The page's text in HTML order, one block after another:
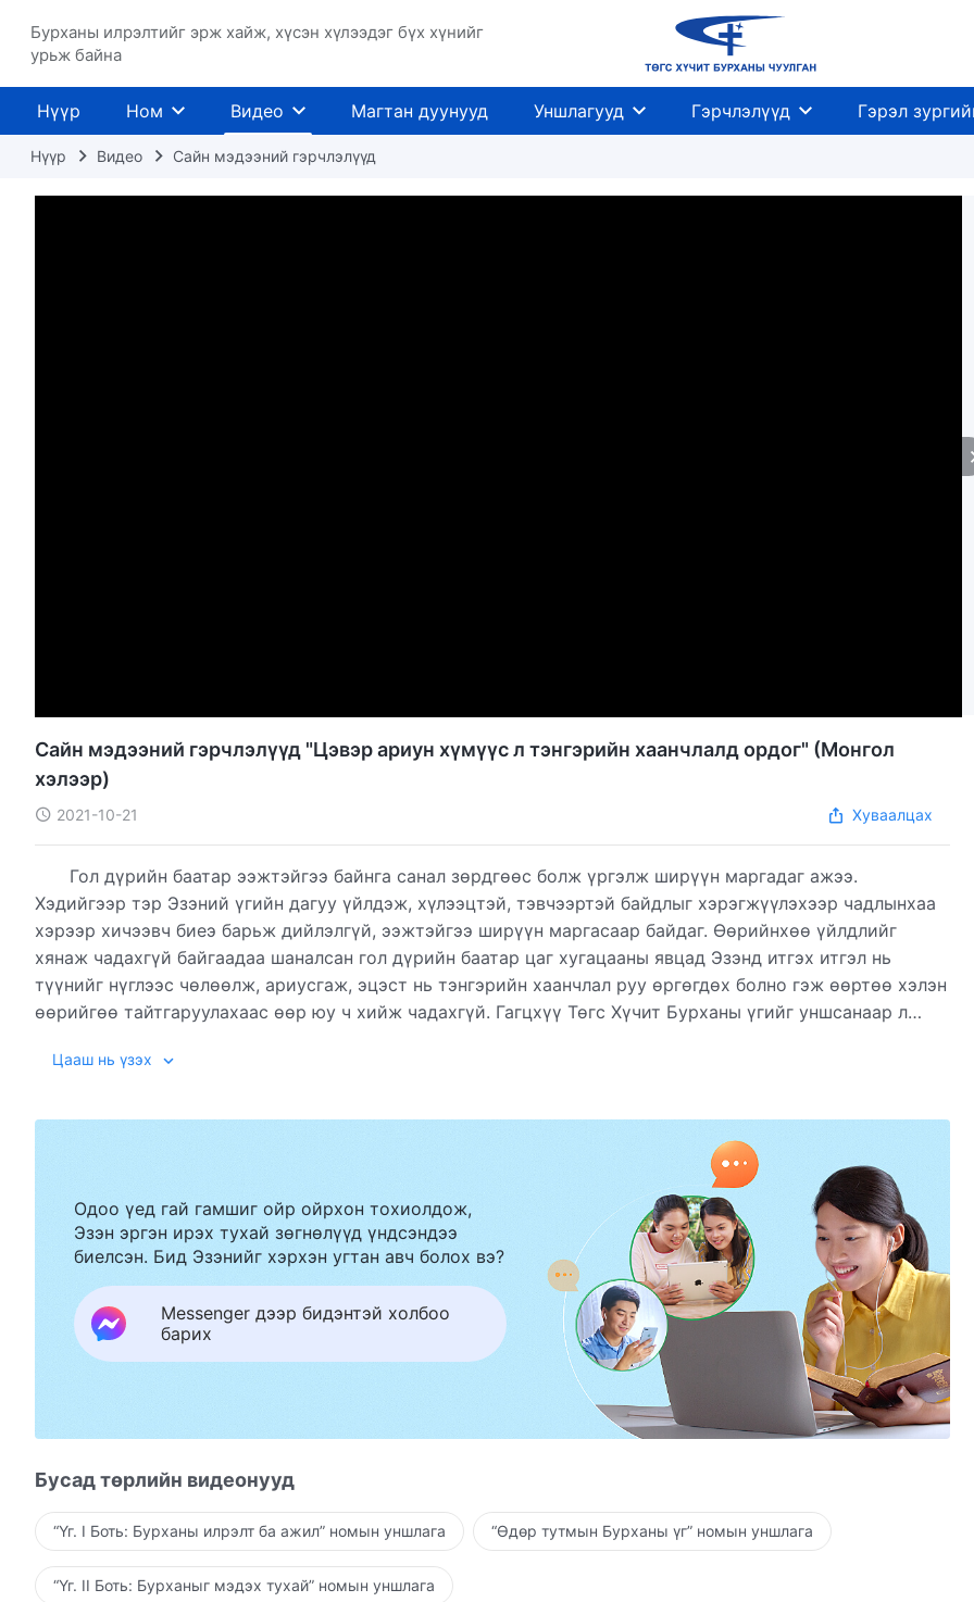
Бурханы илрэлтийг эрж хайж, хүсэн хүлээдэг бүх хүнийг
урьж байна
Нүүр Ном Видео Магтан дуунууд Уншлагууд Гэрчлэлүүд Гэрэл
Нүүр Видео Сайн мэдээний гэрчлэлүүд
Сайн мэдээний гэрчлэлүүд "Цэвэр ариун хүмүүс л тэнгэрийн хаанчлалд ордог" (Mонгол
хэлээр)
2021-10-21 Хуваалцах
Гол дүрийн баатар ээжтэйгээ байнга санал зөрдгөөс болж үргэлж ширүүн маргадаг ажээ.
Хэдийгээр тэр Эзэний үгийн дагуу үйлдэж, хүлээцтэй, тэвчээртэй байдлыг хэрэгжүүлэхээр чадлынхаа
хэрээр хичээвч биеэ барьж дийлэлгүй, ээжтэйгээ ширүүн маргасаар байдаг. Өөрийнхөө үйлдлийг
хянаж чадахгүй байгаадаа шаналсан гол дүрийн баатар цаг хугацааны явцад Эзэнд итгэх итгэл нь
түүнийг нүглээс чөлөөлж, ариусгаж, эцэст нь тэнгэрийн хаанчлал руу өргөгдөх болно гэж өөртөө хэлэн
өөрийгөө тайтгаруулахаас өөр юу ч хийж чадахгүй. Гагцхүү Төгс Хүчит Бурханы үгийг уншсанаар л
хаанчлалд орох замыг олж илрүүлнэ.
Цааш нь үзэх
Одоо үед гай гамшиг ойр ойрхон тохиолдож,
Эзэн эргэн ирэх тухай зөгнөлүүд үндсэндээ
биелсэн. Бид Эзэнийг хэрхэн угтан авч болох вэ?
Messenger дээр бидэнтэй холбоо
барих
Бусад төрлийн видеонууд
“Үг. I Боть: Бурханы илрэлт ба ажил” номын уншлага “Өдөр тутмын Бурханы үг” номын уншлага
“Үг. II Боть: Бурханыг мэдэх тухай” номын уншлага